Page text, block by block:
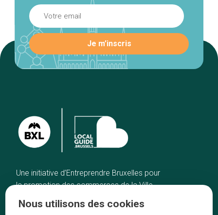
Une initiative d’Entreprendre Bruxelles pour
la promotion des commerces de la Ville
Accueil
Artisans
Nous utilisons des cookies